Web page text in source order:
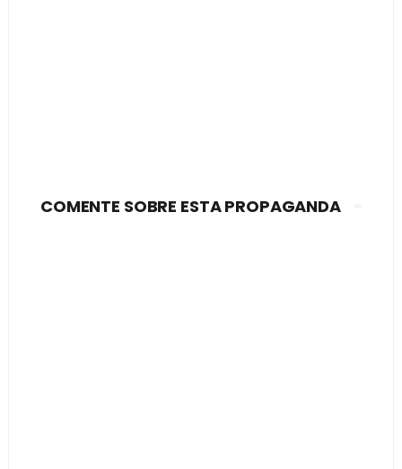
COMENTE SOBRE ESTA PROPAGANDA